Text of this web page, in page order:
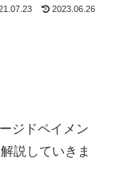
2023.06.26
ジドペイメン
説していきま